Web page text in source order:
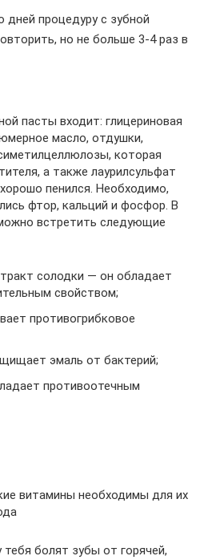
дней процедуру с зубной
но не больше 3-4 раз в
пасты входит: глицериновая
масло, отдушки,
которая
а также лаурилсульфат
пенился. Необходимо,
фтор, кальций и фосфор. В
встретить следующие
солодки — он обладает
свойством;
противогрибковое
эмаль от бактерий;
противоотечным
витамины необходимы для их
болят зубы от горячей,